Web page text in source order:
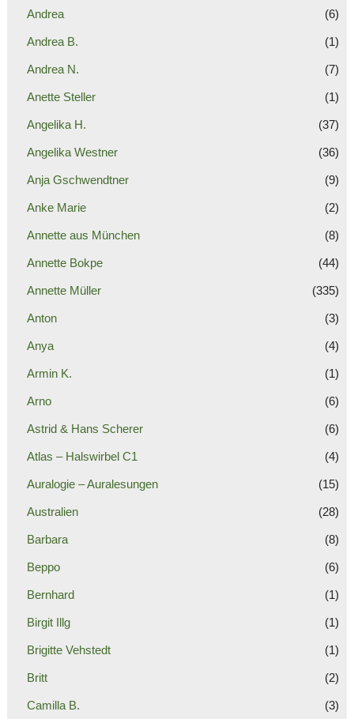
Andrea (6)
Andrea B. (1)
Andrea N. (7)
Anette Steller (1)
Angelika H. (37)
Angelika Westner (36)
Anja Gschwendtner (9)
Anke Marie (2)
Annette aus München (8)
Annette Bokpe (44)
Annette Müller (335)
Anton (3)
Anya (4)
Armin K. (1)
Arno (6)
Astrid & Hans Scherer (6)
Atlas – Halswirbel C1 (4)
Auralogie – Auralesungen (15)
Australien (28)
Barbara (8)
Beppo (6)
Bernhard (1)
Birgit Illg (1)
Brigitte Vehstedt (1)
Britt (2)
Camilla B. (3)